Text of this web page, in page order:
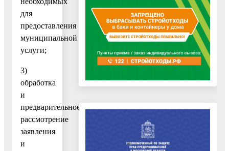
для
предоставления
муниципальной
услуги;
3)
обработка
и
предварительное
рассмотрение
заявления
и